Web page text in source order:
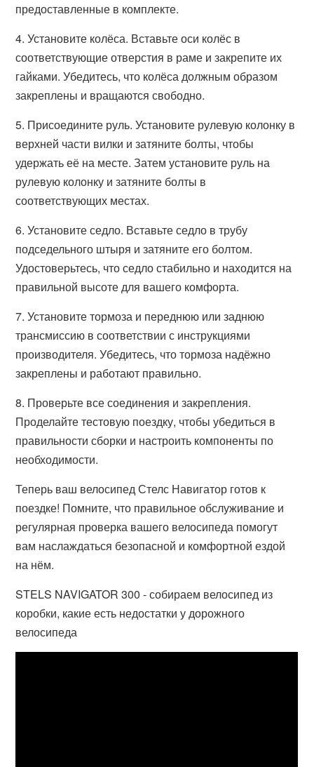
предоставленные в комплекте.
4. Установите колёса. Вставьте оси колёс в
соответствующие отверстия в раме и закрепите их
гайками. Убедитесь, что колёса должным образом
закреплены и вращаются свободно.
5. Присоедините руль. Установите рулевую колонку в
верхней части вилки и затяните болты, чтобы
удержать её на месте. Затем установите руль на
рулевую колонку и затяните болты в
соответствующих местах.
6. Установите седло. Вставьте седло в трубу
подседельного штыря и затяните его болтом.
Удостоверьтесь, что седло стабильно и находится на
правильной высоте для вашего комфорта.
7. Установите тормоза и переднюю или заднюю
трансмиссию в соответствии с инструкциями
производителя. Убедитесь, что тормоза надёжно
закреплены и работают правильно.
8. Проверьте все соединения и закрепления.
Проделайте тестовую поездку, чтобы убедиться в
правильности сборки и настроить компоненты по
необходимости.
Теперь ваш велосипед Стелс Навигатор готов к
поездке! Помните, что правильное обслуживание и
регулярная проверка вашего велосипеда помогут
вам наслаждаться безопасной и комфортной ездой
на нём.
STELS NAVIGATOR 300 - собираем велосипед из
коробки, какие есть недостатки у дорожного
велосипеда